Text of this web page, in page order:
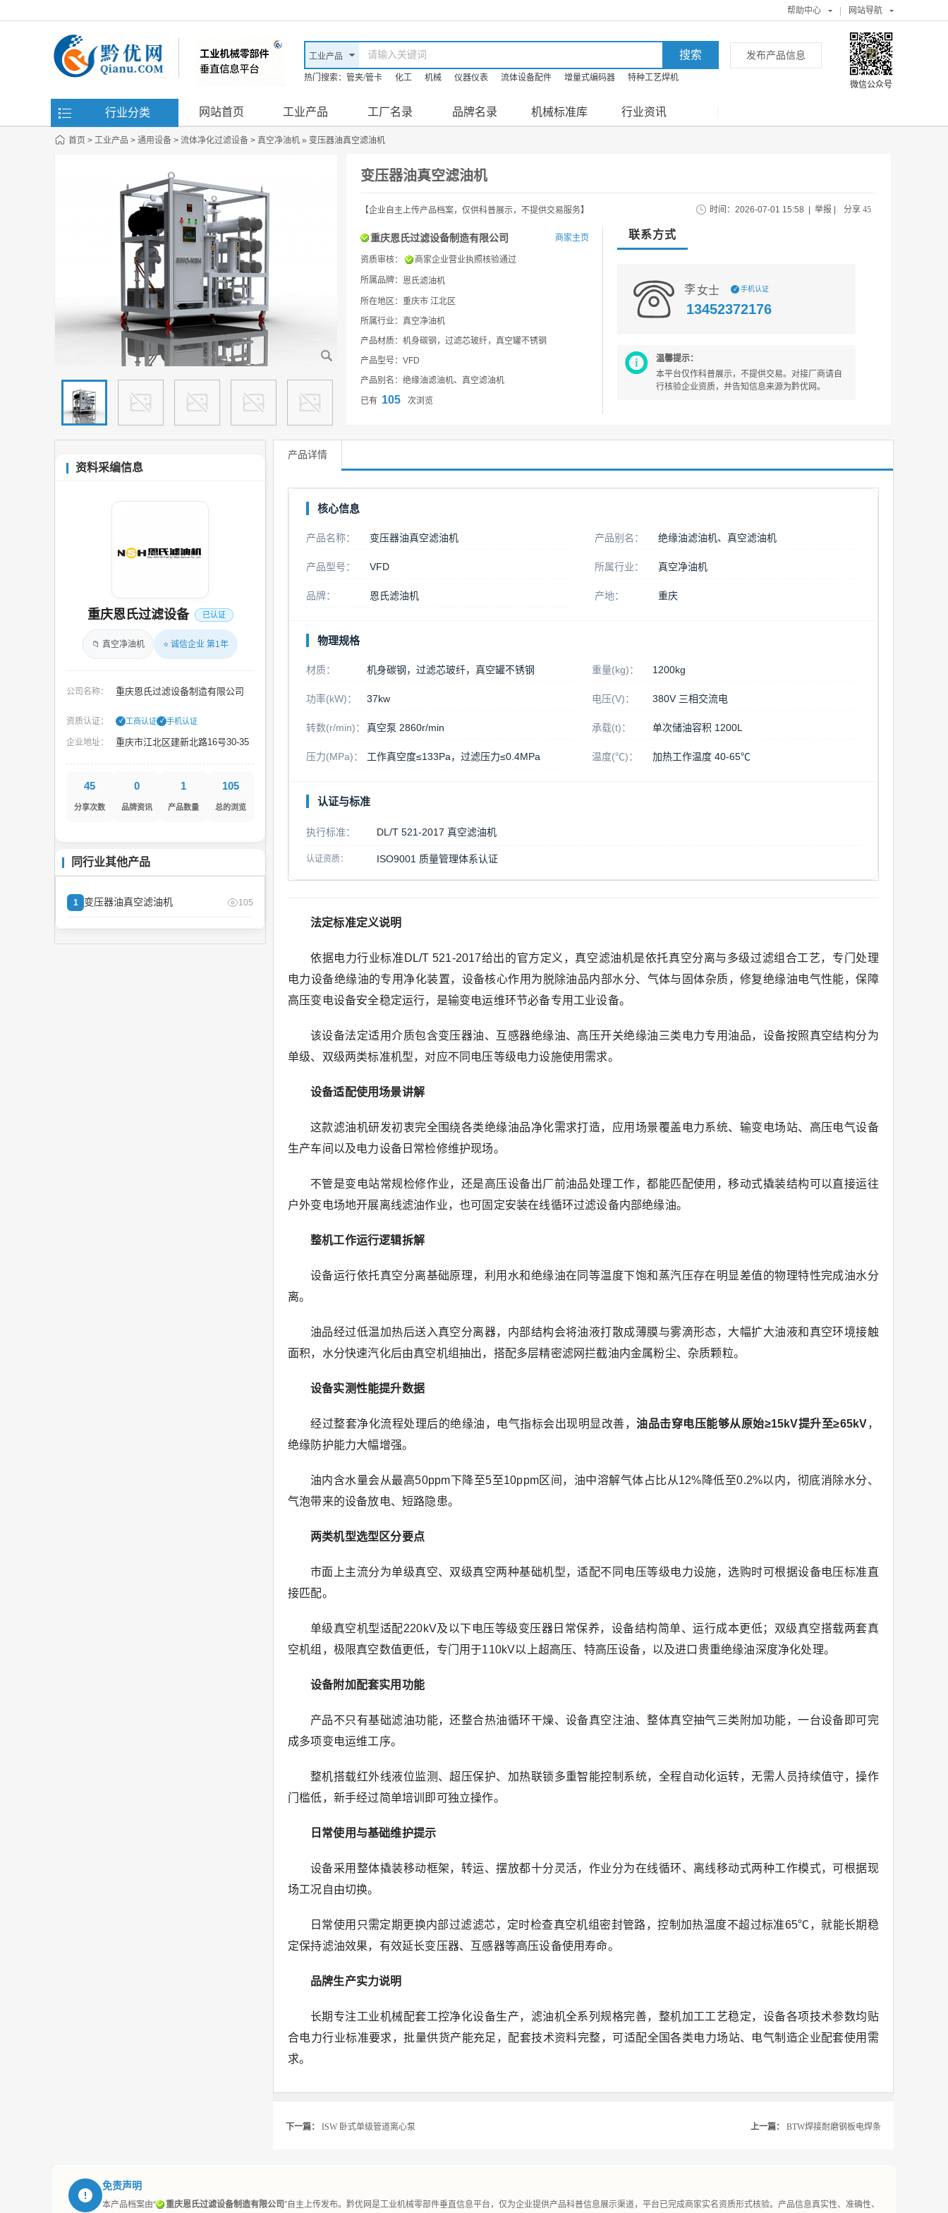
帮助中心 网站导航
热门搜索： 管夹/管卡 化工 机械 仪器仪表 流体设备配件 增量式编码器
特种工艺焊机
发布产品信息
微信公众号
行业分类 网站首页 工业产品 工厂名录 品牌名录 机械标准库 行业资讯
首页 > 工业产品 > 通用设备 > 流体净化过滤设备 > 真空净油机 » 变压器油真空滤油机
变压器油真空滤油机
【企业自主上传产品档案，仅供科普展示，不提供交易服务】 时间：2026-07-01 15:58 举报 分享 45
重庆恩氏过滤设备制造有限公司 商家主页
资质审核： 商家企业营业执照核验通过
所属品牌： 恩氏滤油机
所在地区：重庆市 江北区
所属行业：真空净油机
产品材质：机身碳钢，过滤芯玻纤，真空罐不锈钢
产品型号：VFD
产品别名：绝缘油滤油机、真空滤油机
已有 105 次浏览
联系方式
李 女士 ✓ 手机认证
13452372176
温馨提示：
本平台仅作科普展示，不提供交易。对接厂商请自
行核验企业资质，并告知信息来源为黔优网。
资料采编信息
重庆恩氏过滤设备 已认证
📁 真空净油机 ⭐ 诚信企业 第1年
公司名称： 重庆恩氏过滤设备制造有限公司
资质认证： ✓ 工商认证 ✓ 手机认证
企业地址： 重庆市江北区建新北路16号30-35
45
分享次数
0
品牌资讯
1
产品数量
105
总的浏览
同行业其他产品
1 变压器油真空滤油机 105
产品详情
核心信息
产品名称： 变压器油真空滤油机 产品别名： 绝缘油滤油机、真空滤油机
产品型号： VFD 所属行业： 真空净油机
品牌： 恩氏滤油机 产地： 重庆
物理规格
材质： 机身碳钢，过滤芯玻纤，真空罐不锈钢 重量(kg)： 1200kg
功率(kW)： 37kw 电压(V)： 380V 三相交流电
转数(r/min)： 真空泵 2860r/min 承载(t)： 单次储油容积 1200L
压力(MPa)： 工作真空度≤133Pa，过滤压力≤0.4MPa 温度(℃)： 加热工作温度 40-65℃
认证与标准
执行标准： DL/T 521-2017 真空滤油机
认证资质： ISO9001 质量管理体系认证
法定标准定义说明
依据电力行业标准DL/T 521-2017给出的官方定义，真空滤油机是依托真空分离与多级过滤组合工艺，专门处理
电力设备绝缘油的专用净化装置，设备核心作用为脱除油品内部水分、气体与固体杂质，修复绝缘油电气性能，保障
高压变电设备安全稳定运行，是输变电运维环节必备专用工业设备。
该设备法定适用介质包含变压器油、互感器绝缘油、高压开关绝缘油三类电力专用油品，设备按照真空结构分为
单级、双级两类标准机型，对应不同电压等级电力设施使用需求。
设备适配使用场景讲解
这款滤油机研发初衷完全围绕各类绝缘油品净化需求打造，应用场景覆盖电力系统、输变电场站、高压电气设备
生产车间以及电力设备日常检修维护现场。
不管是变电站常规检修作业，还是高压设备出厂前油品处理工作，都能匹配使用，移动式撬装结构可以直接运往
户外变电场地开展离线滤油作业，也可固定安装在线循环过滤设备内部绝缘油。
整机工作运行逻辑拆解
设备运行依托真空分离基础原理，利用水和绝缘油在同等温度下饱和蒸汽压存在明显差值的物理特性完成油水分
离。
油品经过低温加热后送入真空分离器，内部结构会将油液打散成薄膜与雾滴形态，大幅扩大油液和真空环境接触
面积，水分快速汽化后由真空机组抽出，搭配多层精密滤网拦截油内金属粉尘、杂质颗粒。
设备实测性能提升数据
经过整套净化流程处理后的绝缘油，电气指标会出现明显改善，油品击穿电压能够从原始≥15kV提升至≥65kV，
绝缘防护能力大幅增强。
油内含水量会从最高50ppm下降至5至10ppm区间，油中溶解气体占比从12%降低至0.2%以内，彻底消除水分、
气泡带来的设备放电、短路隐患。
两类机型选型区分要点
市面上主流分为单级真空、双级真空两种基础机型，适配不同电压等级电力设施，选购时可根据设备电压标准直
接匹配。
单级真空机型适配220kV及以下电压等级变压器日常保养，设备结构简单、运行成本更低；双级真空搭载两套真
空机组，极限真空数值更低，专门用于110kV以上超高压、特高压设备，以及进口贵重绝缘油深度净化处理。
设备附加配套实用功能
产品不只有基础滤油功能，还整合热油循环干燥、设备真空注油、整体真空抽气三类附加功能，一台设备即可完
成多项变电运维工序。
整机搭载红外线液位监测、超压保护、加热联锁多重智能控制系统，全程自动化运转，无需人员持续值守，操作
门槛低，新手经过简单培训即可独立操作。
日常使用与基础维护提示
设备采用整体撬装移动框架，转运、摆放都十分灵活，作业分为在线循环、离线移动式两种工作模式，可根据现
场工况自由切换。
日常使用只需定期更换内部过滤滤芯，定时检查真空机组密封管路，控制加热温度不超过标准65℃，就能长期稳
定保持滤油效果，有效延长变压器、互感器等高压设备使用寿命。
品牌生产实力说明
长期专注工业机械配套工控净化设备生产，滤油机全系列规格完善，整机加工工艺稳定，设备各项技术参数均贴
合电力行业标准要求，批量供货产能充足，配套技术资料完整，可适配全国各类电力场站、电气制造企业配套使用需
求。
下一篇： ISW 卧式单级管道离心泵 上一篇： BTW焊接耐磨钢板电焊条
免责声明
本产品档案由“ 重庆恩氏过滤设备制造有限公司”自主上传发布。黔优网是工业机械零部件垂直信息平台，仅为企业提供产品科普信息展示渠道，平台已完成商家实名资质形式核验。产品信息真实性、准确性、